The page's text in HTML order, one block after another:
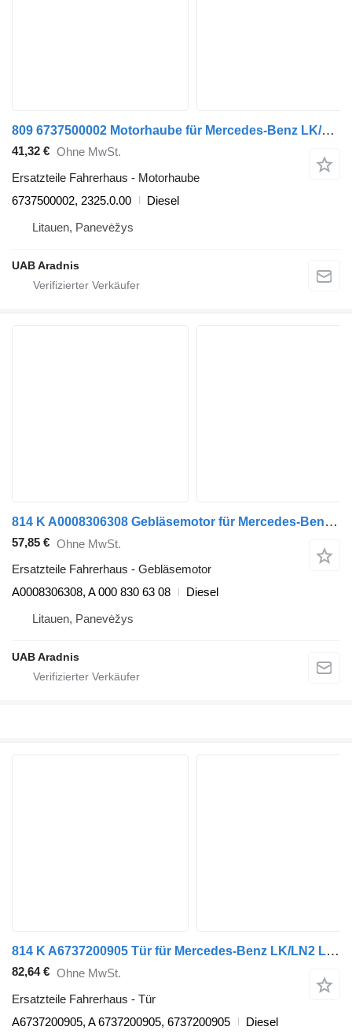
809 6737500002 Motorhaube für Mercedes-Benz LK/LN2 LKW
41,32 € Ohne MwSt.
Ersatzteile Fahrerhaus - Motorhaube
6737500002, 2325.0.00
Diesel
Litauen, Panevėžys
UAB Aradnis
814 K A0008306308 Gebläsemotor für Mercedes-Benz LK/LN2 LKW
57,85 € Ohne MwSt.
Ersatzteile Fahrerhaus - Gebläsemotor
A0008306308, A 000 830 63 08
Diesel
Litauen, Panevėžys
UAB Aradnis
814 K A6737200905 Tür für Mercedes-Benz LK/LN2 LKW
82,64 € Ohne MwSt.
Ersatzteile Fahrerhaus - Tür
A6737200905, A 6737200905, 6737200905
Diesel